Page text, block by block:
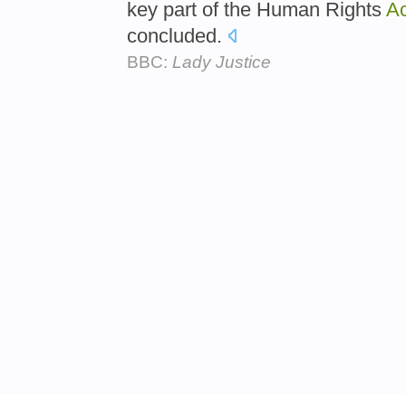
key part of the Human Rights
concluded.
BBC: Lady Justice